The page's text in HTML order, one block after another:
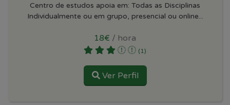
Centro de estudos apoia em: Todas as Disciplinas
Individualmente ou em grupo, presencial ou online...
18€ / hora
(1)
Ver Perfil